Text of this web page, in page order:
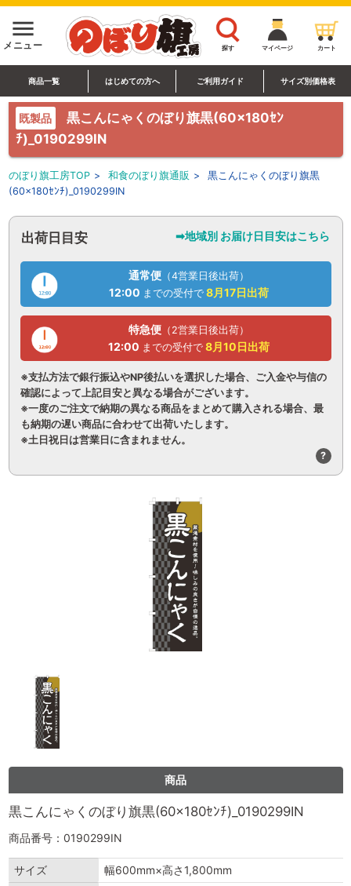
menu
メニュー 探す マイページ カート
商品一覧 はじめての方へ ご利用ガイド サイズ別価格表
既製品
黒こんにゃくのぼり旗黒(60×180ｾﾝ
ﾁ)_0190299IN
のぼり旗工房TOP > 和食のぼり旗通販 >
黒こんにゃくのぼり旗黒
(60×180ｾﾝﾁ)_0190299IN
出荷日目安 ➡地域別 お届け日目安はこちら
通常便 （4営業日後出荷）
12:00 までの受付で 8月17日出荷
特急便 （2営業日後出荷）
12:00 までの受付で 8月10日出荷
※支払方法で銀行振込やNP後払いを選択した場合、ご入金や与信の
確認によって上記目安と異なる場合がございます。
※一度のご注文で納期の異なる商品をまとめて購入される場合、最
も納期の遅い商品に合わせて出荷いたします。
※土日祝日は営業日に含まれません。
?
商品
黒こんにゃくのぼり旗黒(60×180ｾﾝﾁ)_0190299IN
商品番号：0190299IN
サイズ
幅600mm×高さ1,800mm